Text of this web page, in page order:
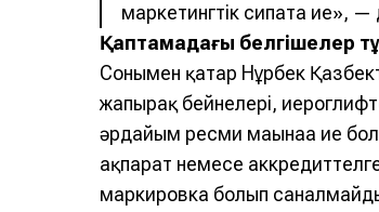
маркетингтік сипатқа ие», —
Қаптамадағы белгішелер
Сонымен қатар Нұрбек
жапырақ бейнелері,
әрдайым ресми мағынаға ие
ақпарат немесе
маркировка болып